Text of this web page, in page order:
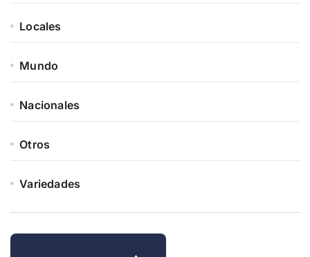
Locales
Mundo
Nacionales
Otros
Variedades